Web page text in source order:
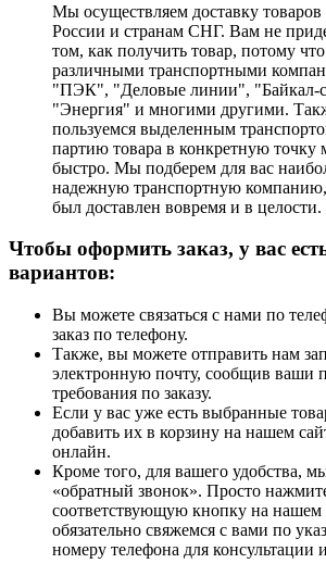
Мы осуществляем доставку товаров
России и странам СНГ. Вам не
том, как получить товар, потому
различными транспортными
"ПЭК", "Деловые линии", "Байкал-
"Энергия" и многими другими.
пользуемся выделенным
партию товара в конкретную точку
быстро. Мы подберем для вас
надежную транспортную
был доставлен вовремя и в целости.
Чтобы оформить заказ, у вас
вариантов:
Вы можете связаться с нами по
заказ по телефону.
Также, вы можете отправить нам
электронную почту, сообщив ваши
требования по заказу.
Если у вас уже есть выбранные
добавить их в корзину на нашем
онлайн.
Кроме того, для вашего удобства,
«обратный звонок». Просто
соответствующую кнопку на нашем
обязательно свяжемся с вами по
номеру телефона для консультации